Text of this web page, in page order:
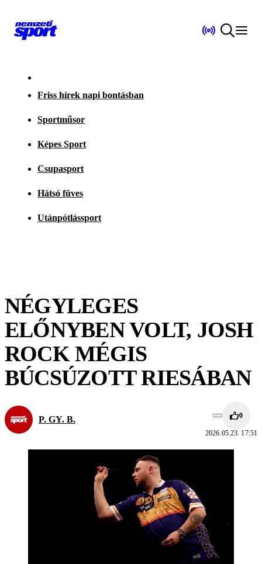
Friss hírek napi bontásban
Sportműsor
Képes Sport
Csupasport
Hátsó füves
Utánpótlássport
NÉGYLEGES
ELŐNYBEN VOLT, JOSH
ROCK MÉGIS
BÚCSÚZOTT RIESÁBAN
P. GY. B. 0
2026.05.23. 17:51